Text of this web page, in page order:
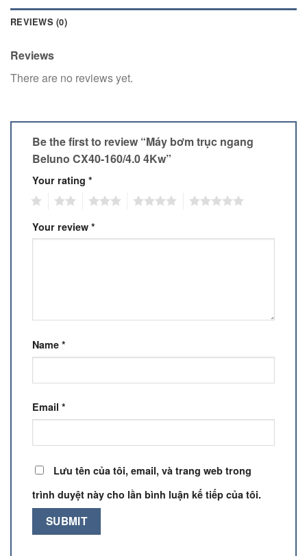
REVIEWS (0)
Reviews
There are no reviews yet.
Be the first to review “Máy bơm trục ngang
Beluno CX40-160/4.0 4Kw”
Your rating *
Your review *
Name *
Email *
Lưu tên của tôi, email, và trang web trong
trình duyệt này cho lần bình luận kế tiếp của tôi.